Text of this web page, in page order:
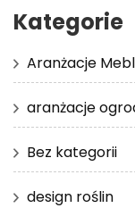
Kategorie
Aranżacje
aranżacje
Bez kategorii
design roślin